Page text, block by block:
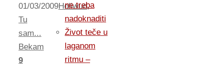
01/03/2009Holiwud,
Tu
sam...
Bekam
9
ne treba
nadoknaditi
Život teče u
laganom
ritmu –